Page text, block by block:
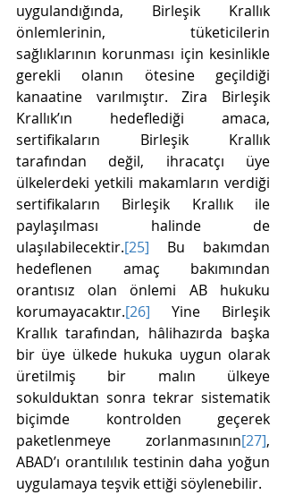
uygulandığında, Birleşik Krallık
önlemlerinin, tüketicilerin
sağlıklarının korunması için kesinlikle
gerekli olanın ötesine geçildiği
kanaatine varılmıştır. Zira Birleşik
Krallık’ın hedeflediği amaca,
sertifikaların Birleşik Krallık
tarafından değil, ihracatçı üye
ülkelerdeki yetkili makamların verdiği
sertifikaların Birleşik Krallık ile
paylaşılması halinde de
ulaşılabilecektir.[25] Bu bakımdan
hedeflenen amaç bakımından
orantısız olan önlemi AB hukuku
korumayacaktır.[26] Yine Birleşik
Krallık tarafından, hâlihazırda başka
bir üye ülkede hukuka uygun olarak
üretilmiş bir malın ülkeye
sokulduktan sonra tekrar sistematik
biçimde kontrolden geçerek
paketlenmeye zorlanmasının[27],
ABAD’ı orantılılık testinin daha yoğun
uygulamaya teşvik ettiği söylenebilir.